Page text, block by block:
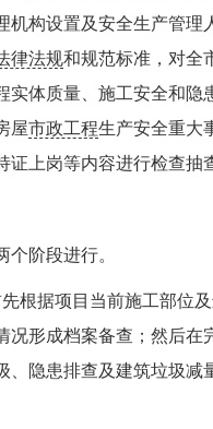
机构设置及安全生产管理
律法规和规范标准，对全
实体质量、施工安全和隐
屋市政工程生产安全重大
上岗等内容进行检查抽
阶段进行。
根据项目当前施工部位及
况形成档案备查；然后在
、隐患排查及建筑垃圾减